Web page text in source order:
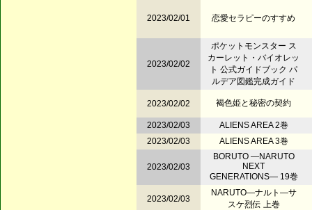
2023/02/01 恋愛セラピーのすすめ
2023/02/02
ポケットモンスター ス
カーレット・バイオレッ
ト 公式ガイドブック パ
ルデア図鑑完成ガイド
2023/02/02 褐色姫と秘密の契約
2023/02/03
ALIENS AREA 2巻
2023/02/03
ALIENS AREA 3巻
2023/02/03
BORUTO ―NARUTO
NEXT
GENERATIONS― 19巻
2023/02/03
NARUTO―ナルト―サ
スケ烈伝 上巻